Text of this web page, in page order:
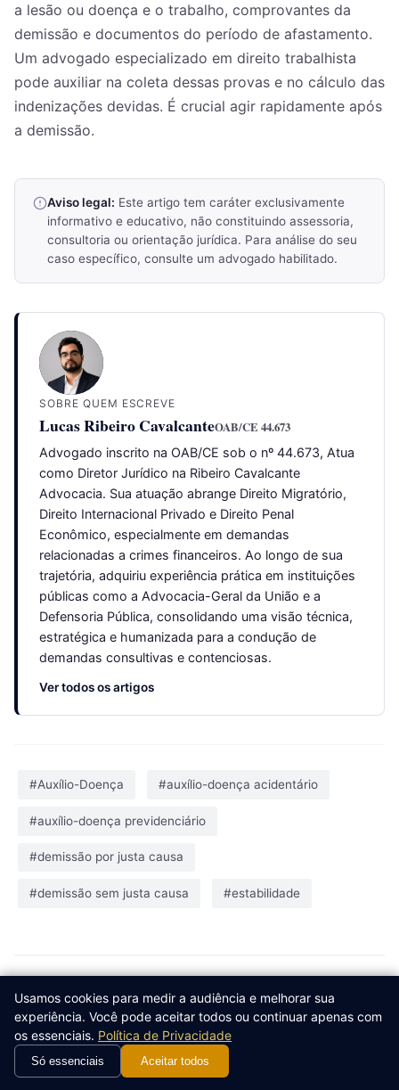
a lesão ou doença e o trabalho, comprovantes da
demissão e documentos do período de afastamento.
Um advogado especializado em direito trabalhista
pode auxiliar na coleta dessas provas e no cálculo das
indenizações devidas. É crucial agir rapidamente após
a demissão.
Aviso legal: Este artigo tem caráter exclusivamente
informativo e educativo, não constituindo assessoria,
consultoria ou orientação jurídica. Para análise do seu
caso específico, consulte um advogado habilitado.
SOBRE QUEM ESCREVE
Lucas Ribeiro CavalcanteOAB/CE 44.673
Advogado inscrito na OAB/CE sob o nº 44.673, Atua
como Diretor Jurídico na Ribeiro Cavalcante
Advocacia. Sua atuação abrange Direito Migratório,
Direito Internacional Privado e Direito Penal
Econômico, especialmente em demandas
relacionadas a crimes financeiros. Ao longo de sua
trajetória, adquiriu experiência prática em instituições
públicas como a Advocacia-Geral da União e a
Defensoria Pública, consolidando uma visão técnica,
estratégica e humanizada para a condução de
demandas consultivas e contenciosas.
Ver todos os artigos
#Auxílio-Doença #auxílio-doença acidentário
#auxílio-doença previdenciário
#demissão por justa causa
#demissão sem justa causa #estabilidade
Artigos Relacionados
Usamos cookies para medir a audiência e melhorar sua
experiência. Você pode aceitar todos ou continuar apenas com
os essenciais. Política de Privacidade
Só essenciais Aceitar todos